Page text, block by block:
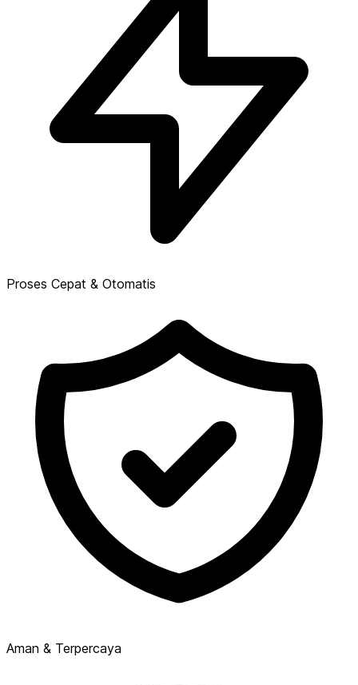
Proses Cepat & Otomatis
Aman & Terpercaya